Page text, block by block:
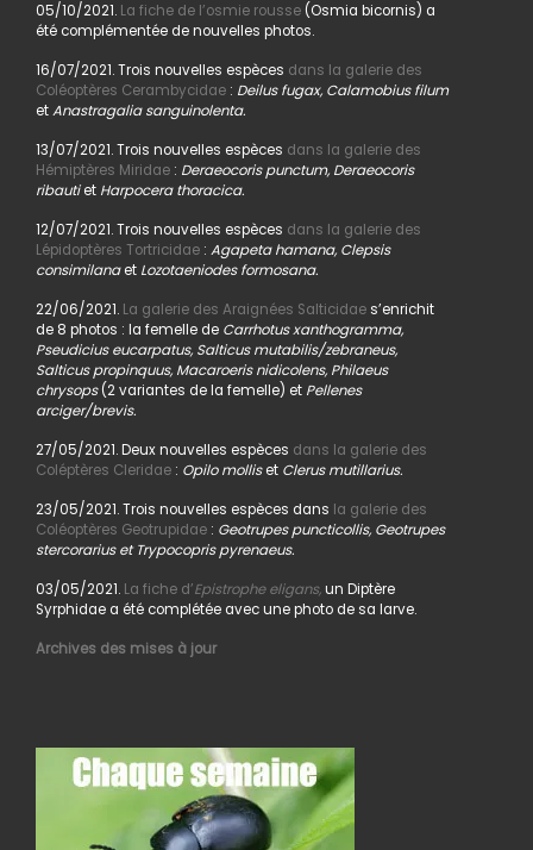
05/10/2021. La fiche de l’osmie rousse(Osmia bicornis) a
été complémentée de nouvelles photos.
16/07/2021. Trois nouvelles espèces dans la galerie des
Coléoptères Cerambycidae: Deilus fugax, Calamobius filum
etAnastragalia sanguinolenta.
13/07/2021. Trois nouvelles espèces dans la galerie des
Hémiptères Miridae: Deraeocoris punctum, Deraeocoris
ribautiet Harpocera thoracica.
12/07/2021. Trois nouvelles espèces dans la galerie des
Lépidoptères Tortricidae: Agapeta hamana, Clepsis
consimilanaet Lozotaeniodes formosana.
22/06/2021. La galerie des Araignées Salticidaes’enrichit
de 8 photos : la femelle de Carrhotus xanthogramma,
Pseudicius eucarpatus, Salticus mutabilis/zebraneus,
Salticus propinquus, Macaroeris nidicolens, Philaeus
chrysops(2 variantes de la femelle) et Pellenes
arciger/brevis.
27/05/2021. Deux nouvelles espèces dans la galerie des
Coléptères Cleridae: Opilo molliset Clerus mutillarius.
23/05/2021. Trois nouvelles espèces dans la galerie des
Coléoptères Geotrupidae: Geotrupes puncticollis, Geotrupes
stercorarius et Trypocopris pyrenaeus.
03/05/2021. La fiche d’Epistrophe eligans,un Diptère
Syrphidae a été complétée avec une photo de sa larve.
Archives des mises à jour